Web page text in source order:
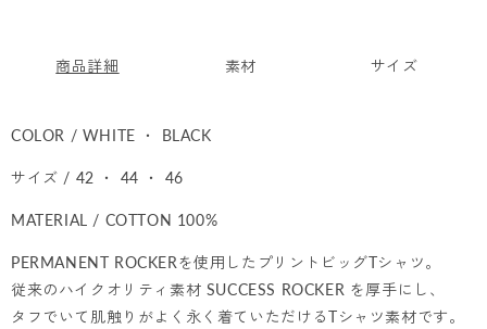
商品詳細 素材 サイズ
COLOR / WHITE ・ BLACK
サイズ / 42 ・ 44 ・ 46
MATERIAL / COTTON 100%
PERMANENT ROCKERを使用したプリントビッグTシャツ。
従来のハイクオリティ素材 SUCCESS ROCKER を厚手にし、
タフでいて肌触りがよく永く着ていただけるTシャツ素材です。